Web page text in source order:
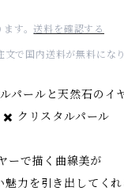
ます。送料を確認する
で国内送料が無料になり
パールと天然石のイ
リスタルパール
ーで描く曲線美が
魅力を引き出してく